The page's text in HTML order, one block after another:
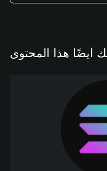
أيضًا هذا المحتوى